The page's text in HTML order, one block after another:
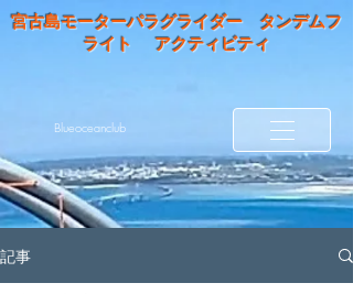
宮古島モーターパラグライダー タンデムフ
ライト アクティビティ
Blueoceanclub
記事